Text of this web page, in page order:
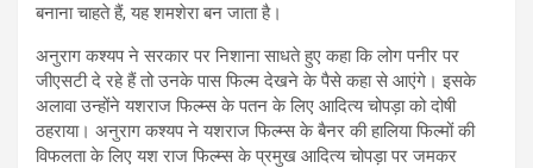
बनाना चाहते हैं, यह शमशेरा बन जाता है।
अनुराग कश्यप ने सरकार पर निशाना साधते हुए कहा कि लोग पनीर पर
जीएसटी दे रहे हैं तो उनके पास फिल्म देखने के पैसे कहा से आएंगे। इसके
अलावा उन्होंने यशराज फिल्म्स के पतन के लिए आदित्य चोपड़ा को दोषी
ठहराया। अनुराग कश्यप ने यशराज फिल्म्स के बैनर की हालिया फिल्मों की
विफलता के लिए यश राज फिल्म्स के प्रमुख आदित्य चोपड़ा पर जमकर